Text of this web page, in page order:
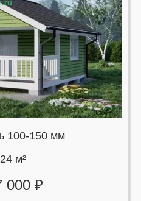
100-150 мм
м²
000 ₽